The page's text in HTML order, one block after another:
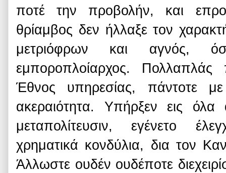
ποτέ την προβολήν, και
θρίαμβος δεν ήλλαξε τον
μετριόφρων και αγνός,
εμποροπλοίαρχος. Πολλαπλάς
Έθνος υπηρεσίας, πάντοτε
ακεραιότητα. Υπήρξεν εις
μεταπολίτευσιν, εγένετο
χρηματικά κονδύλια, δια τον
Άλλωστε ουδέν ουδέποτε